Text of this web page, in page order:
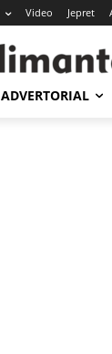
Video Jepret
ADVERTORIAL